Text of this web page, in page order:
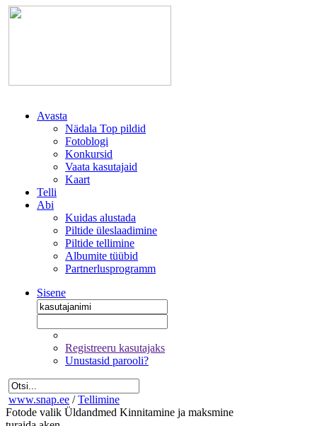
Avasta
Nädala Top pildid
Fotoblogi
Konkursid
Vaata kasutajaid
Kaart
Telli
Abi
Kuidas alustada
Piltide üleslaadimine
Piltide tellimine
Albumite tüübid
Partnerlusprogramm
Sisene
Registreeru kasutajaks
Unustasid parooli?
www.snap.ee / Tellimine
Fotode valik Üldandmed Kinnitamine ja maksmine